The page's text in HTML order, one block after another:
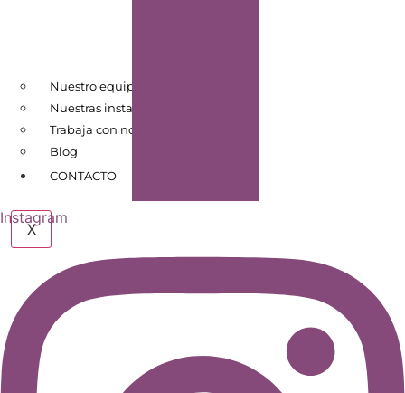
Nuestro equipo
Nuestras instalaciones
Trabaja con nosotros
Blog
CONTACTO
X
Instagram